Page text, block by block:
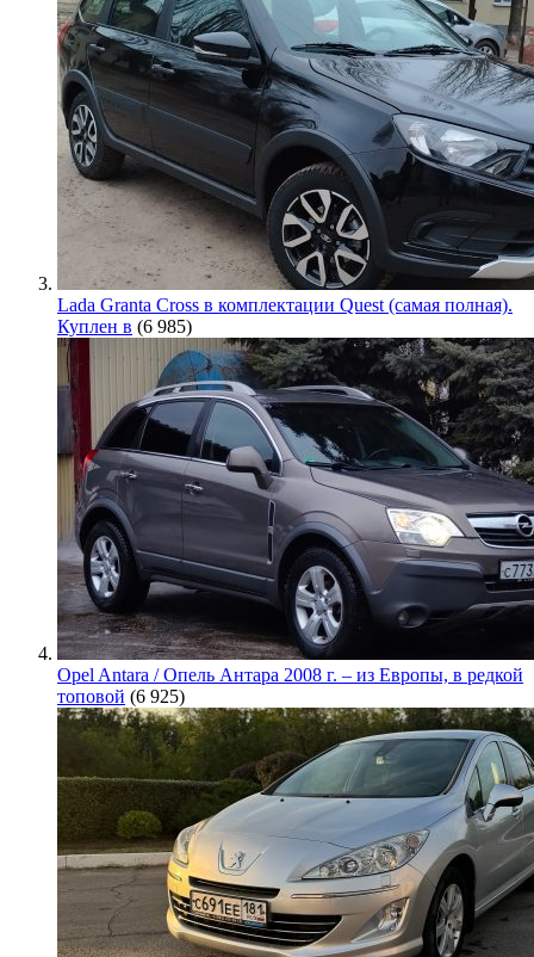
Lada Granta Cross в комплектации Quest (самая полная).
Куплен в (6 985)
Opel Antara / Опель Антара 2008 г. – из Европы, в редкой
топовой (6 925)